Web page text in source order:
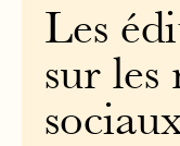
Les
sur les